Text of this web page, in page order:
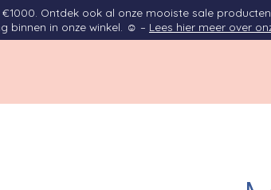
Ontdek ook al onze mooiste sale
binnen in onze winkel. ☺ – Lees hier meer over